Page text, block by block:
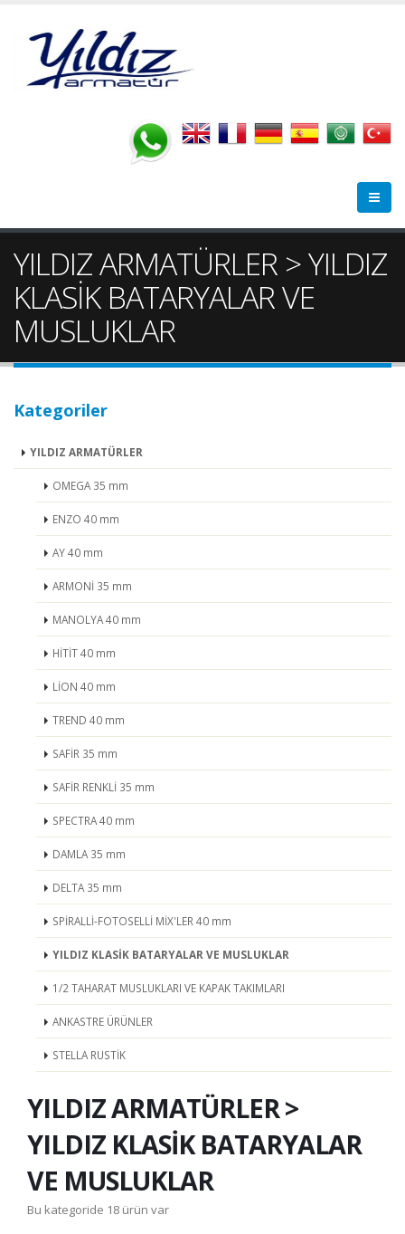
YILDIZ ARMATÜRLER > YILDIZ
KLASİK BATARYALAR VE
MUSLUKLAR
Kategoriler
YILDIZ ARMATÜRLER
OMEGA 35 mm
ENZO 40 mm
AY 40 mm
ARMONİ 35 mm
MANOLYA 40 mm
HİTİT 40 mm
LİON 40 mm
TREND 40 mm
SAFİR 35 mm
SAFİR RENKLİ 35 mm
SPECTRA 40 mm
DAMLA 35 mm
DELTA 35 mm
SPİRALLİ-FOTOSELLİ MİX'LER 40 mm
YILDIZ KLASİK BATARYALAR VE MUSLUKLAR
1/2 TAHARAT MUSLUKLARI VE KAPAK TAKIMLARI
ANKASTRE ÜRÜNLER
STELLA RUSTİK
YILDIZ ARMATÜRLER >
YILDIZ KLASİK BATARYALAR
VE MUSLUKLAR
Bu kategoride 18 ürün var